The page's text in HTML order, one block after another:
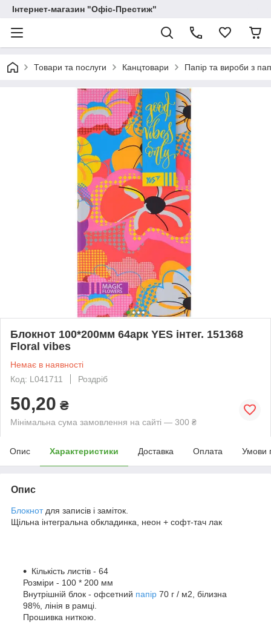
Інтернет-магазин "Офіс-Престиж"
Товари та послуги Канцтовари Папір та вироби з
Блокнот 100*200мм 64арк YES інтег. 151368
Floral vibes
Немає в наявності
Код: L041711
Роздріб
50,20 ₴
Мінімальна сума замовлення на сайті — 300 ₴
Опис Характеристики Доставка Оплата Умови
Опис
Блокнотдля записів і заміток.
Щільна інтегральна обкладинка, неон + софт-тач лак
Кількість листів - 64
Розміри - 100 * 200 мм
Внутрішній блок - офсетний папір 70 г / м2, білизна
98%, лінія в рамці.
Прошивка ниткою.